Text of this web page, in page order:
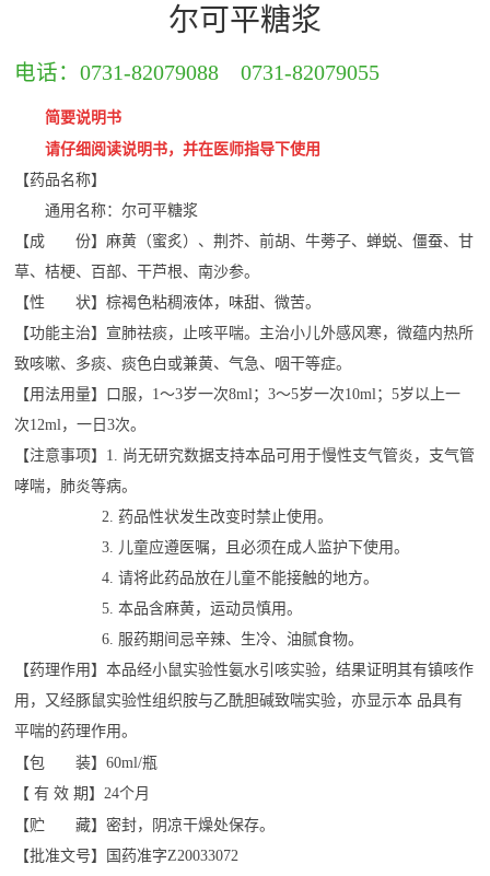
尔可平糖浆
电话：0731-82079088 0731-82079055
简要说明书
请仔细阅读说明书，并在医师指导下使用
【药品名称】
通用名称：尔可平糖浆
【成 份】麻黄（蜜炙）、荆芥、前胡、牛蒡子、蝉蜕、僵蚕、甘
草、桔梗、百部、干芦根、南沙参。
【性 状】棕褐色粘稠液体，味甜、微苦。
【功能主治】宣肺祛痰，止咳平喘。主治小儿外感风寒，微蕴内热所
致咳嗽、多痰、痰色白或兼黄、气急、咽干等症。
【用法用量】口服，1～3岁一次8ml；3～5岁一次10ml；5岁以上一
次12ml，一日3次。
【注意事项】 1. 尚无研究数据支持本品可用于慢性支气管炎，支气管
哮喘，肺炎等病。
2. 药品性状发生改变时禁止使用。
3.
儿童应遵医嘱，且必须在成人监护下使用。
4.请将此药品放在儿童不能接触的地方。
5.本品含麻黄，运动员慎用。
6 服药期间忌辛辣、生冷、油腻食物。
【药理作用】本品经小鼠实验性氨水引咳实验，结果证明其有镇咳作
用，又经豚鼠实验性组织胺与乙酰胆碱致喘实验，亦显示本 品具有
平喘的药理作用。
【包 装】60ml/瓶
【 有 效 期】24个月
【贮 藏】密封，阴凉干燥处保存。
【批准文号】国药准字Z20033072